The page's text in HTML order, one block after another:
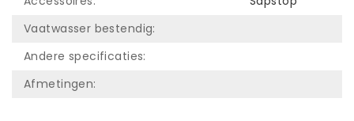
Vaatwasser bestendig:
Andere specificaties:
Afmetingen: